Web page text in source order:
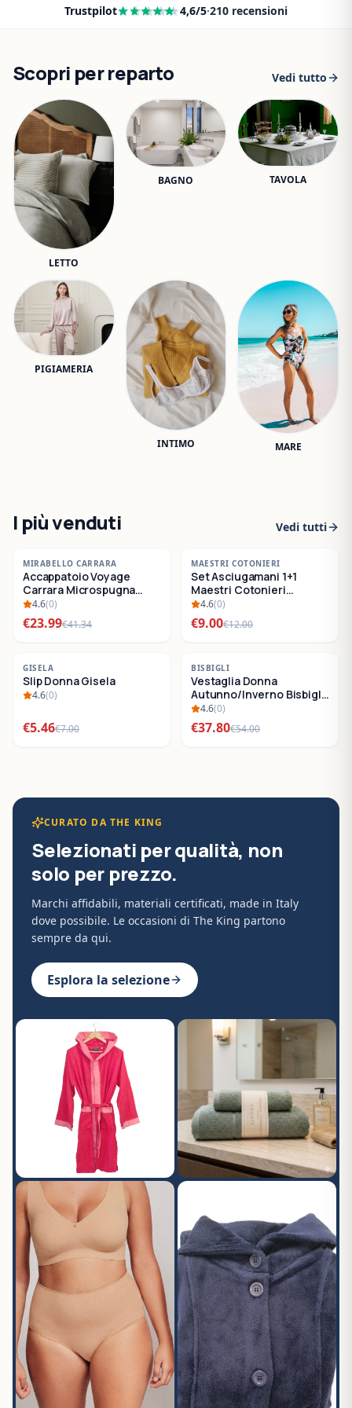
Trustpilot 4,6/5·210 recensioni
Scopri per reparto Vedi tutto
LETTO
BAGNO TAVOLA
PIGIAMERIA
INTIMO MARE
I più venduti Vedi tutti
-42%
SALDI
MIRABELLO CARRARA
Accappatoio Voyage
Carrara Microspugna
Cotone
4.6(0)
€23.99€41.34
-25%
SALDI
MAESTRI COTONIERI
Set Asciugamani 1+1
Maestri Cotonieri
Eternity Spugna di
Cotone
4.6(0)
€9.00€12.00
-22 %
SALDI
GISELA
Slip Donna Gisela
4.6(0)
€5.46€7.00
-30 %
SALDI
BISBIGLI
Vestaglia Donna
Autunno/Inverno Bisbigli
BO288632
4.6(0)
€37.80€54.00
CURATO DA THE KING
Selezionati per qualità, non
solo per prezzo.
Marchi affidabili, materiali certificati, made in Italy
dove possibile. Le occasioni di The King partono
sempre da qui.
Esplora la selezione